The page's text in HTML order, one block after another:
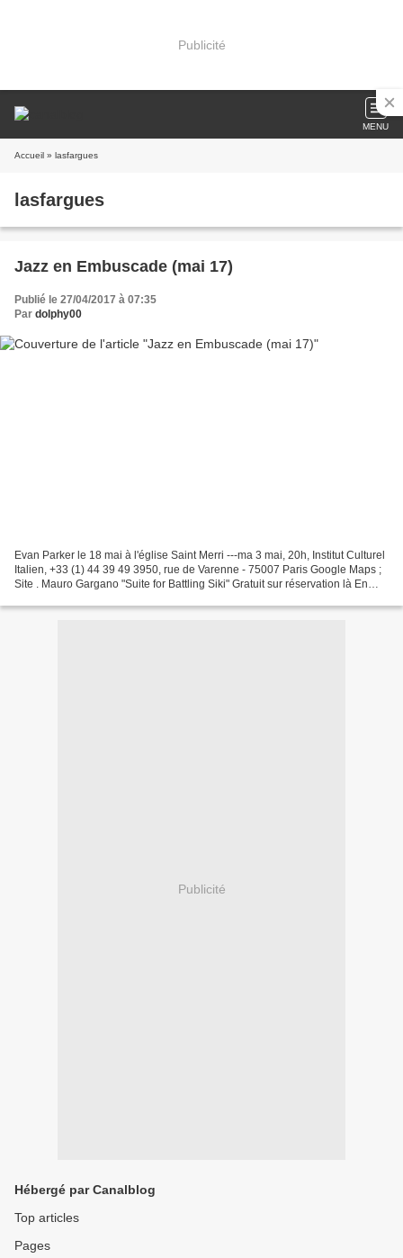
Publicité
MENU
Accueil » lasfargues
lasfargues
Jazz en Embuscade (mai 17)
Publié le 27/04/2017 à 07:35
Par dolphy00
Evan Parker le 18 mai à l'église Saint Merri ---ma 3 mai, 20h, Institut Culturel
Italien, +33 (1) 44 39 49 3950, rue de Varenne - 75007 Paris Google Maps ;
Site . Mauro Gargano "Suite for Battling Siki" Gratuit sur réservation là En
Publicité
Hébergé par Canalblog
Top articles
Pages